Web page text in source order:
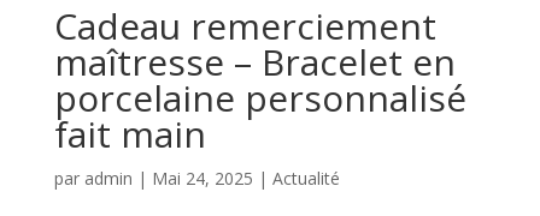
Cadeau remerciement
maîtresse – Bracelet en
porcelaine personnalisé
fait main
par admin | Mai 24, 2025 | Actualité